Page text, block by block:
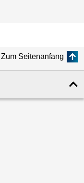
Zum Seitenanfang